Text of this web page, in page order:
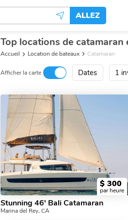
ALLEZ
Top locations de catamaran
Accueil Location de bateaux Catamaran
Afficher la carte Dates 1
$ 300
par heure
Stunning 46' Bali Catamaran
Marina del Rey, CA